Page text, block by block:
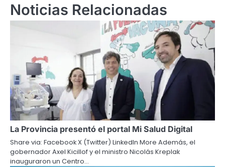
Noticias Relacionadas
La Provincia presentó el portal Mi Salud Digital
Share via: Facebook X (Twitter) LinkedIn More Además, el
gobernador Axel Kicillof y el ministro Nicolás Kreplak
inauguraron un Centro…